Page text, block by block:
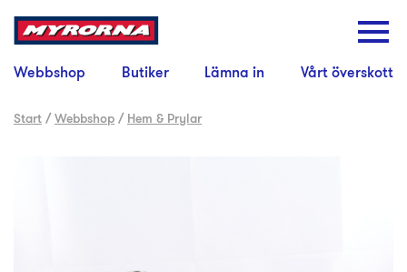
Webbshop Butiker Lämna in Vårt överskott
Start /Webbshop / Hem & Prylar